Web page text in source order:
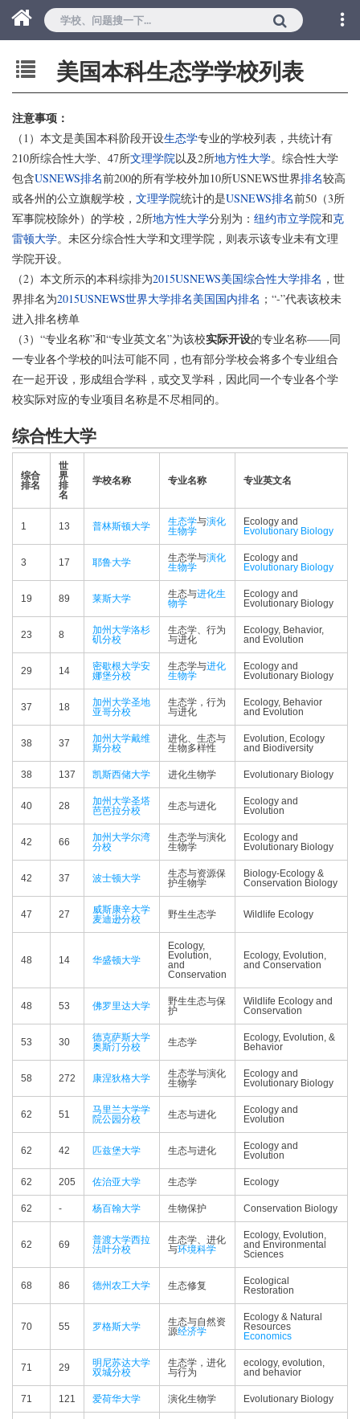
美国本科生态学学校列表
注意事项：
（1）本文是美国本科阶段开设生态学专业的学校列表，共统计有
210所综合性大学、47所文理学院以及2所地方性大学。综合性大学
包含USNEWS排名前200的所有学校外加10所USNEWS世界排名较高
或各州的公立旗舰学校， 文理学院统计的是USNEWS排名前50（3所
军事院校除外）的学校，2所地方性大学分别为： 纽约市立学院和克
雷顿大学。未区分综合性大学和文理学院，则表示该专业未有文理
学院开设。
（2）本文所示的本科综排为2015USNEWS美国综合性大学排名 ，世
界排名为2015USNEWS世界大学排名美国国内排名 ；“-”代表该校未
进入排名榜单
（3）“专业名称”和“专业英文名”为该校实际开设的专业名称——同
一专业各个学校的叫法可能不同，也有部分学校会将多个专业组合
在一起开设，形成组合学科，或交叉学科，因此同一个专业各个学
校实际对应的专业项目名称是不尽相同的。
综合性大学
综合
排名
世
界
排
名
学校名称 专业名称 专业英文名
1 13 普林斯顿大学 生态学与演化
生物学
Ecology and
Evolutionary Biology
3 17 耶鲁大学 生态学与演化
生物学
Ecology and
Evolutionary Biology
19 89 莱斯大学 生态与进化生
物学
Ecology and
Evolutionary Biology
23 8
加州大学洛杉
矶分校
生态学、行为
与进化
Ecology, Behavior,
and Evolution
29 14
密歇根大学安
娜堡分校
生态学与进化
生物学
Ecology and
Evolutionary Biology
37 18
加州大学圣地
亚哥分校
生态学，行为
与进化
Ecology, Behavior
and Evolution
38 37
加州大学戴维
斯分校
进化、生态与
生物多样性
Evolution, Ecology
and Biodiversity
38 137 凯斯西储大学 进化生物学 Evolutionary Biology
40 28
加州大学圣塔
芭芭拉分校
生态与进化
Ecology and
Evolution
42 66
加州大学尔湾
分校
生态学与演化
生物学
Ecology and
Evolutionary Biology
42 37 波士顿大学
生态与资源保
护生物学
Biology-Ecology &
Conservation Biology
47 27
威斯康辛大学
麦迪逊分校
野生生态学 Wildlife Ecology
48 14 华盛顿大学
Ecology,
Evolution,
and
Conservation
Ecology, Evolution,
and Conservation
48 53 佛罗里达大学
野生生态与保
护
Wildlife Ecology and
Conservation
53 30
德克萨斯大学
奥斯汀分校
生态学
Ecology, Evolution, &
Behavior
58 272 康涅狄格大学
生态学与演化
生物学
Ecology and
Evolutionary Biology
62 51
马里兰大学学
院公园分校
生态与进化
Ecology and
Evolution
62 42 匹兹堡大学 生态与进化
Ecology and
Evolution
62 205 佐治亚大学 生态学 Ecology
62 - 杨百翰大学 生物保护 Conservation Biology
62 69
普渡大学西拉
法叶分校
生态学、进化
与环境科学
Ecology, Evolution,
and Environmental
Sciences
68 86 德州农工大学 生态修复
Ecological
Restoration
70 55 罗格斯大学
生态与自然资
源经济学
Ecology & Natural
Resources
Economics
71 29
明尼苏达大学
双城分校
生态学，进化
与行为
ecology, evolution,
and behavior
71 121 爱荷华大学 演化生物学 Evolutionary Biology